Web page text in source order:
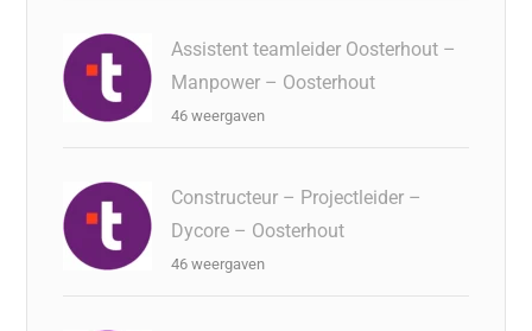
Assistent teamleider Oosterhout –
Manpower – Oosterhout
46 weergaven
Constructeur – Projectleider –
Dycore – Oosterhout
46 weergaven